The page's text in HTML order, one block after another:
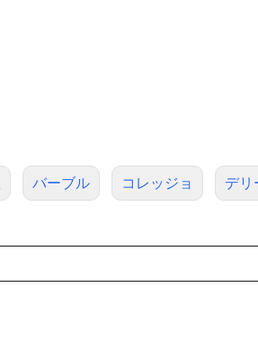
バーブル コレッジョ デリ